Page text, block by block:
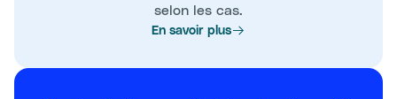
selon les cas.
En savoir plus